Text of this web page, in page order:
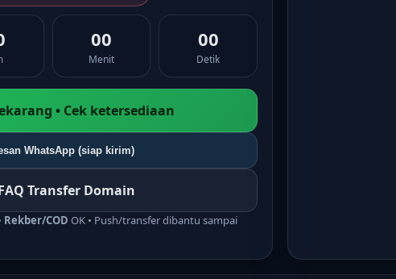
00
Menit
00
Detik
• Cek ketersediaan
WhatsApp (siap kirim)
Transfer Domain
Rekber/COD OK • Push/transfer dibantu sampai